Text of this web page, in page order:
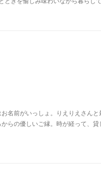
名前がいっしょ。りえりえさん
らの優しいご縁。時が経って、貸